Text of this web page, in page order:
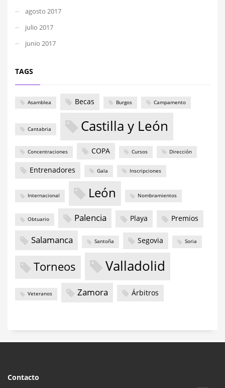
agosto 2017
julio 2017
junio 2017
TAGS
Asamblea Becas Burgos Campamento
Cantabria Castilla y León
Concentraciones COPA Cursos Dirección
Entrenadores Gala Inscripciones
Internacional León Nombramientos
Obtuario Palencia Playa Premios
Salamanca Santoña Segovia Soria
Torneos Valladolid
Veteranos Zamora Árbitros
Contacto